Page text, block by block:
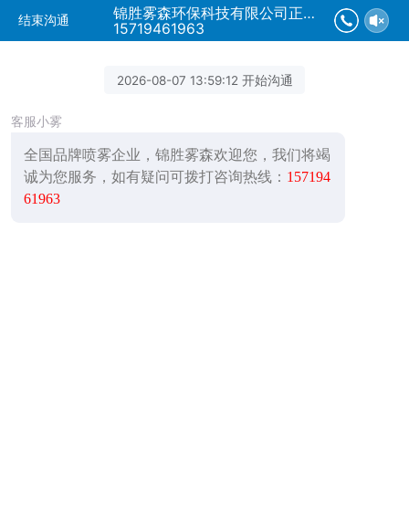
结束沟通
锦胜雾森环保科技有限公司正在为您服务
15719461963
2026-08-07 13:59:12 开始沟通
客服小雾
全国品牌喷雾企业，锦胜雾森欢迎您，我们将竭
诚为您服务，如有疑问可拨打咨询热线： 157194
61963